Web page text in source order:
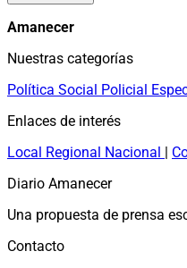
Amanecer
Nuestras categorías
Política Social Policial
Enlaces de interés
Local Regional Nacional |
Diario Amanecer
Una propuesta de prensa
Contacto